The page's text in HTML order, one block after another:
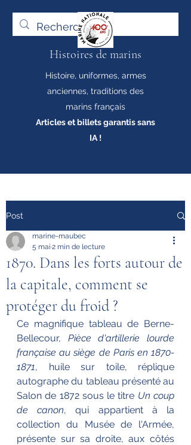
Histoires de marins
Histoire, uniformes, armes
anciennes, traditions des
marins français
Articles et billets garantis sans
IA !
Post
1870. Dans les forts autour de
la capitale, comment se
protéger du froid ?
marine-maubec
5 mai 2 min de lecture
Ce magnifique tableau de Berne-
Bellecour, Pièce d'artillerie lourde
française au siège de Paris en 1870-
1871, huile sur toile, réplique
autographe du tableau présenté au
Salon de 1872 sous le titre Un coup
de canon, qui appartient à la
collection du Musée de l'Armée,
présente sur sa droite, aux côtés